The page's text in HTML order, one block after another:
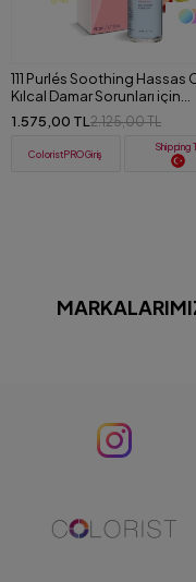
111 Purlés Soothing Hassas
Kılcal Damar Sorunları için
Yatıştırıcı Krem 50 ml
1.575,00 TL 2.125,00 TL
ColoristPRO Giriş
Shipping